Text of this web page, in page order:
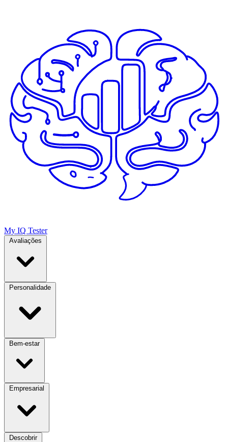
My IQ Tester
Avaliações
Personalidade
Bem-estar
Empresarial
Descobrir